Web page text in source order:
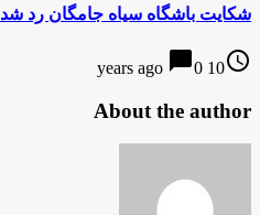
شکایت باشگاه سیاه جامگان رد شد
access_time
10 years ago
chat_bubble0
About the author